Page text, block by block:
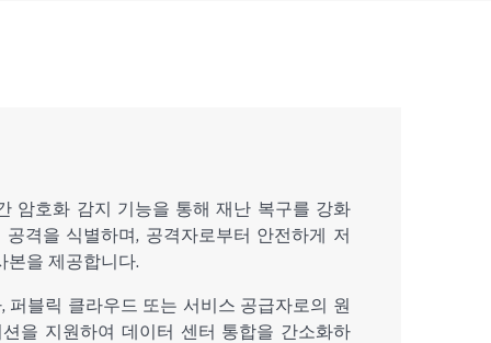
암호화 감지 기능을 통해 재난 복구를 강화
격을 식별하며, 공격자로부터 안전하게 저
본을 제공합니다.
퍼블릭 클라우드 또는 서비스 공급자로의 원
을 지원하여 데이터 센터 통합을 간소화하